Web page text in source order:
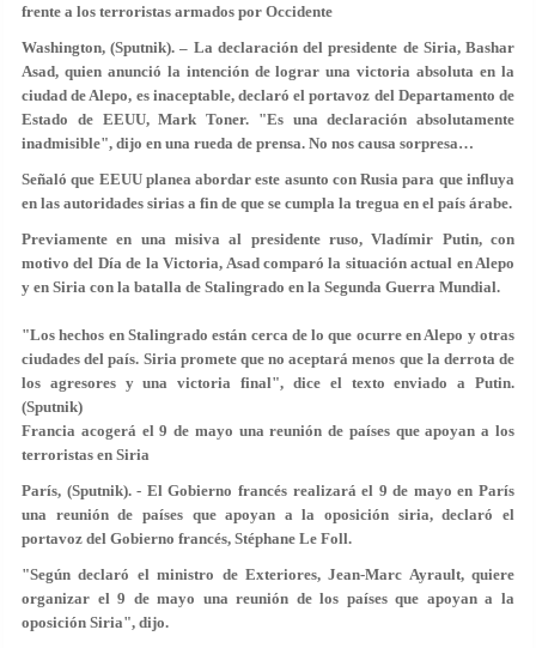
frente a los terroristas armados por Occidente
Washington, (Sputnik). – La declaración del presidente de Siria, Bashar
Asad, quien anunció la intención de lograr una victoria absoluta en la
ciudad de Alepo, es inaceptable, declaró el portavoz del Departamento de
Estado de EEUU, Mark Toner. "Es una declaración absolutamente
inadmisible", dijo en una rueda de prensa. No nos causa sorpresa…
Señaló que EEUU planea abordar este asunto con Rusia para que influya
en las autoridades sirias a fin de que se cumpla la tregua en el país árabe.
Previamente en una misiva al presidente ruso, Vladímir Putin, con
motivo del Día de la Victoria, Asad comparó la situación actual en Alepo
y en Siria con la batalla de Stalingrado en la Segunda Guerra Mundial.
"Los hechos en Stalingrado están cerca de lo que ocurre en Alepo y otras
ciudades del país. Siria promete que no aceptará menos que la derrota de
los agresores y una victoria final", dice el texto enviado a Putin.
(Sputnik)
Francia acogerá el 9 de mayo una reunión de países que apoyan a los
terroristas en Siria
París, (Sputnik). - El Gobierno francés realizará el 9 de mayo en París
una reunión de países que apoyan a la oposición siria, declaró el
portavoz del Gobierno francés, Stéphane Le Foll.
"Según declaró el ministro de Exteriores, Jean-Marc Ayrault, quiere
organizar el 9 de mayo una reunión de los países que apoyan a la
oposición Siria", dijo.